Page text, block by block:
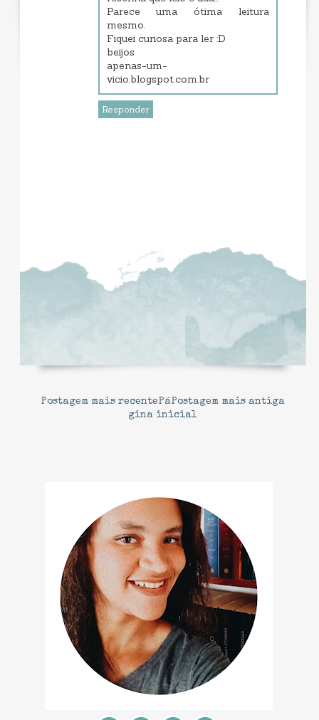
Parece uma ótima leitura
mesmo.
Fiquei curiosa para ler :D
beijos
apenas-um-
vicio.blogspot.com.br
Responder
Postagem mais recente Postagem mais antiga
Pá
gina inicial